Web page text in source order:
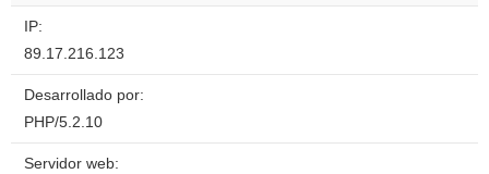
IP:
89.17.216.123
Desarrollado por:
PHP/5.2.10
Servidor web: